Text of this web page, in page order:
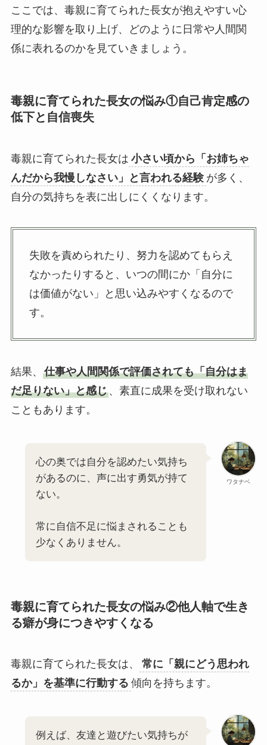
ここでは、毒親に育てられた長女が抱えやすい心
理的な影響を取り上げ、どのように日常や人間関
係に表れるのかを見ていきましょう。
毒親に育てられた長女の悩み①自己肯定感の
低下と自信喪失
毒親に育てられた長女は 小さい頃から「お姉ちゃ
んだから我慢しなさい」と言われる経験 が多く、
自分の気持ちを表に出しにくくなります。
失敗を責められたり、努力を認めてもらえ
なかったりすると、いつの間にか「自分に
は価値がない」と思い込みやすくなるので
す。
結果、 仕事や人間関係で評価されても「自分はま
だ足りない」と感じ、素直に成果を受け取れない
こともあります。
ワタナベ
心の奥では自分を認めたい気持ち
があるのに、声に出す勇気が持て
ない。
常に自信不足に悩まされることも
少なくありません。
毒親に育てられた長女の悩み②他人軸で生き
る癖が身につきやすくなる
毒親に育てられた長女は、
常に「親にどう思われ
るか」を基準に行動する 傾向を持ちます。
例えば、友達と遊びたい気持ちが